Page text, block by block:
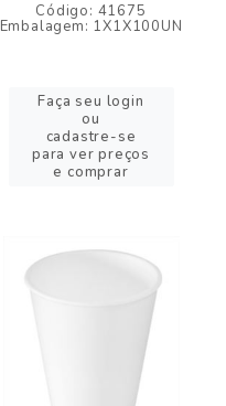
Código: 41675
Embalagem: 1X1X100UN
Faça seu login
ou
cadastre-se
para ver preços
e comprar